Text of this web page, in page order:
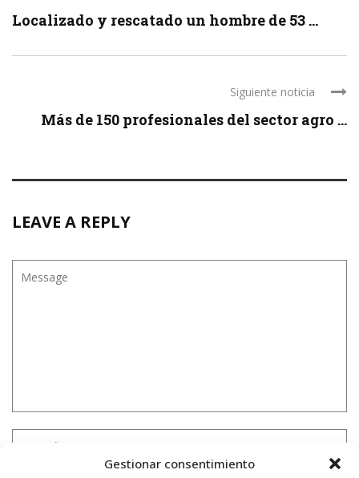
Gestionar consentimiento
Localizado y rescatado un hombre de 53 ...
Siguiente noticia
Más de 150 profesionales del sector agro ...
LEAVE A REPLY